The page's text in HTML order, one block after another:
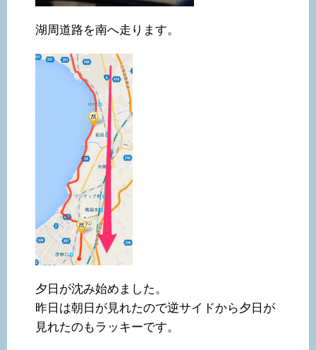
湖周道路を南へ走ります。
夕日が沈み始めました。
昨日は朝日が見れたので逆サイドから夕日が
見れたのもラッキーです。